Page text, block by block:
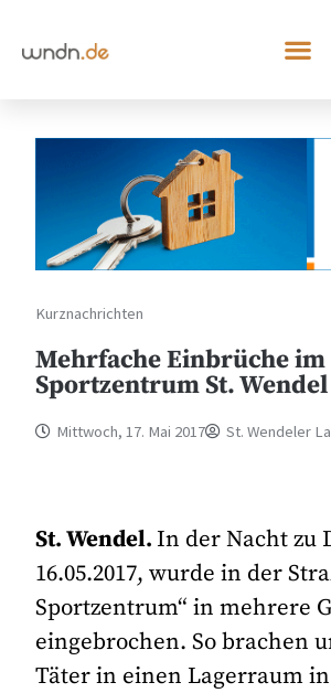
Kurznachrichten
Mehrfache Einbrüche im
Sportzentrum St. Wendel
Mittwoch, 17. Mai 2017 St. Wendeler
St. Wendel. In der Nacht zu
16.05.2017, wurde in der
Sportzentrum“ in mehrere
eingebrochen. So brachen
Täter in einen Lagerraum